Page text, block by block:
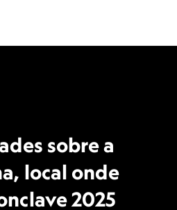
sobre a
local onde
2025